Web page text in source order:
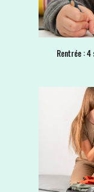
Rentrée :